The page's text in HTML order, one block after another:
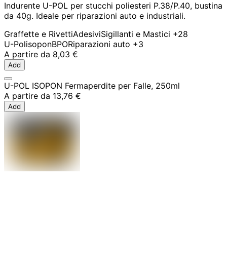
Indurente U-POL per stucchi poliesteri P.38/P.40, bustina
da 40g. Ideale per riparazioni auto e industriali.
Graffette e RivettiAdesiviSigillanti e Mastici +28
U-PolisoponBPORiparazioni auto +3
A partire da 8,03 €
Add
U-POL ISOPON Fermaperdite per Falle, 250ml
A partire da 13,76 €
Add